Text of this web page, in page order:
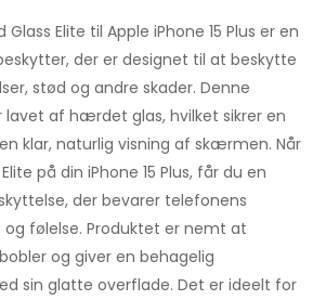
Glass Elite til Apple iPhone 15 Plus er en
der er designet til at beskytte
stød og andre skader. Denne
af hærdet glas, hvilket sikrer en
klar, naturlig visning af skærmen. Når
på din iPhone 15 Plus, får du en
der bevarer telefonens
og følelse. Produktet er nemt at
og giver en behagelig
sin glatte overflade. Det er ideelt for